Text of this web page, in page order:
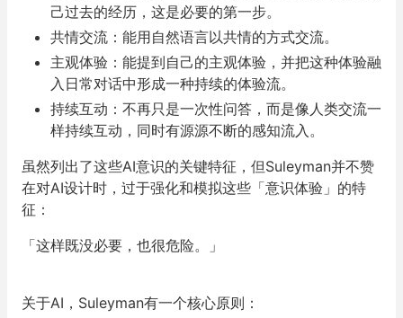
己过去的经历，这是必要的第一步。
共情交流：能用自然语言以共情的方式交流。
主观体验：能提到自己的主观体验，并把这种体验融
入日常对话中形成一种持续的体验流。
持续互动：不再只是一次性问答，而是像人类交流一
样持续互动，同时有源源不断的感知流入。
虽然列出了这些AI意识的关键特征，但Suleyman并不赞
在对AI设计时，过于强化和模拟这些「意识体验」的特
征：
「这样既没必要，也很危险。」
关于AI，Suleyman有一个核心原则：